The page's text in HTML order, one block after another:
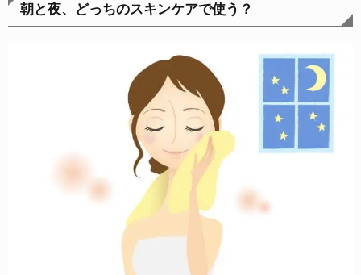
朝と夜、どっちのスキンケアで使う？